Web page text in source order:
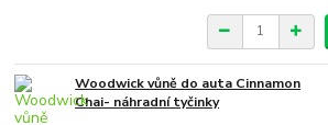
Woodwick vůně do auta Cinnamon
Chai- náhradní tyčinky